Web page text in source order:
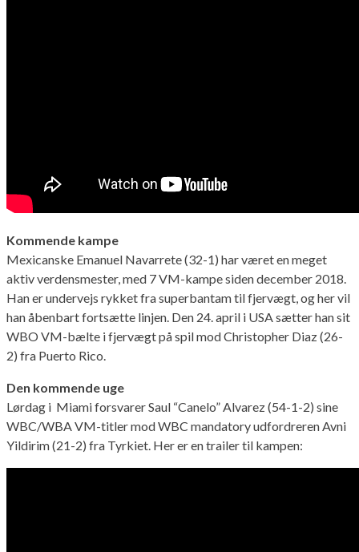
Kommende kampe
Mexicanske Emanuel Navarrete (32-1) har været en meget
aktiv verdensmester, med 7 VM-kampe siden december 2018.
Han er undervejs rykket fra superbantam til fjervægt, og her vil
han åbenbart fortsætte linjen. Den 24. april i USA sætter han sit
WBO VM-bælte i fjervægt på spil mod Christopher Diaz (26-
2) fra Puerto Rico.
Den kommende uge
Lørdag i Miami forsvarer Saul “Canelo” Alvarez (54-1-2) sine
WBC/WBA VM-titler mod WBC mandatory udfordreren Avni
Yildirim (21-2) fra Tyrkiet. Her er en trailer til kampen: